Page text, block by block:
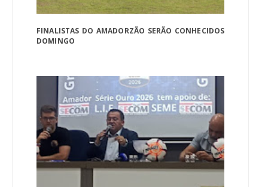
FINALISTAS DO AMADORZÃO SERÃO CONHECIDOS
DOMINGO